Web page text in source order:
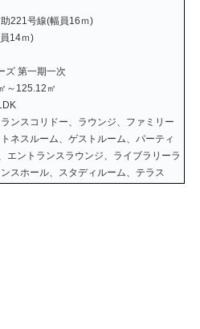
助221号線(幅員16ｍ)
14ｍ)
ズ 第一期一次
～125.12㎡
ンスコリドー、ラウンジ、ファミリー
ネスルーム、ゲストルーム、パーティ
エントランスラウンジ、ライブラリーラ
スホール、スタディルーム、テラス